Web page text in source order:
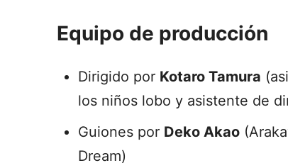
Equipo de producción
Dirigido por Kotaro Tamura
los niños lobo y asistente de
Guiones por Deko Akao
Dream)